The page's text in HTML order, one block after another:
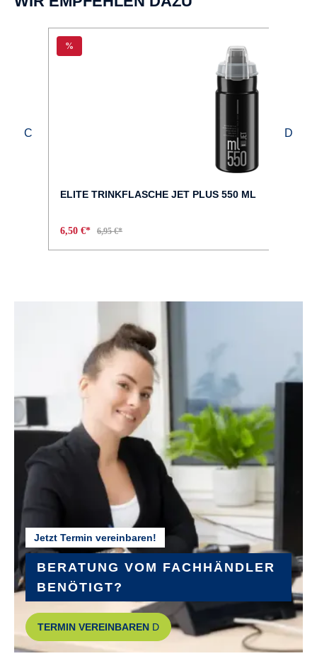
FELGEN :
GEWICHT :
ca. 16,5 Kg
HINTERRADNABE :
Shimano Nexus 7-Gang, mit Rücktritt
KETTENSCHUTZ :
KURBELGARNITUR :
SR SUNTOUR CW17, 38T
LENKER :
Aluminium
MODELLJAHR :
2026
%
ELITE TRINKFLASCHE JET PLUS 550 ML
6,50 €* 6,95 €*
Jetzt Termin vereinbaren!
BERATUNG VOM FACHHÄNDLER
BENÖTIGT?
TERMIN VEREINBAREN